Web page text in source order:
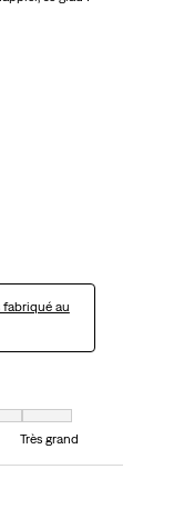
fabriqué au
égal à Très grand
Très grand